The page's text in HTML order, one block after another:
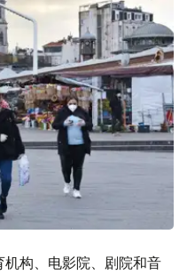
构、电影院、剧院和音